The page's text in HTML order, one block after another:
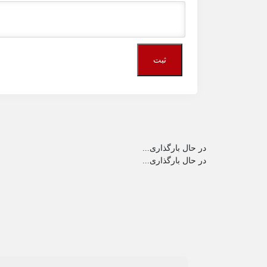
در حال بارگذاری...
در حال بارگذاری...